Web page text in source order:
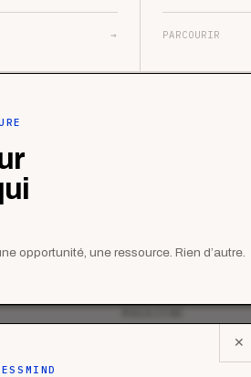
→ PARCOURIR
opportunité, une ressource. Rien d’autre.
✕